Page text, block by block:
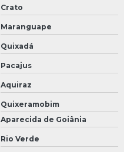
Crato
Maranguape
Quixadá
Pacajus
Aquiraz
Quixeramobim
Aparecida de Goiânia
Rio Verde